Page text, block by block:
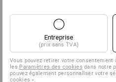
Entreprise
(prix sans TVA)
Vous pouvez retirer votre
les Paramètres des cookies dans notre
pouvez également personnaliser votre
cookies ».